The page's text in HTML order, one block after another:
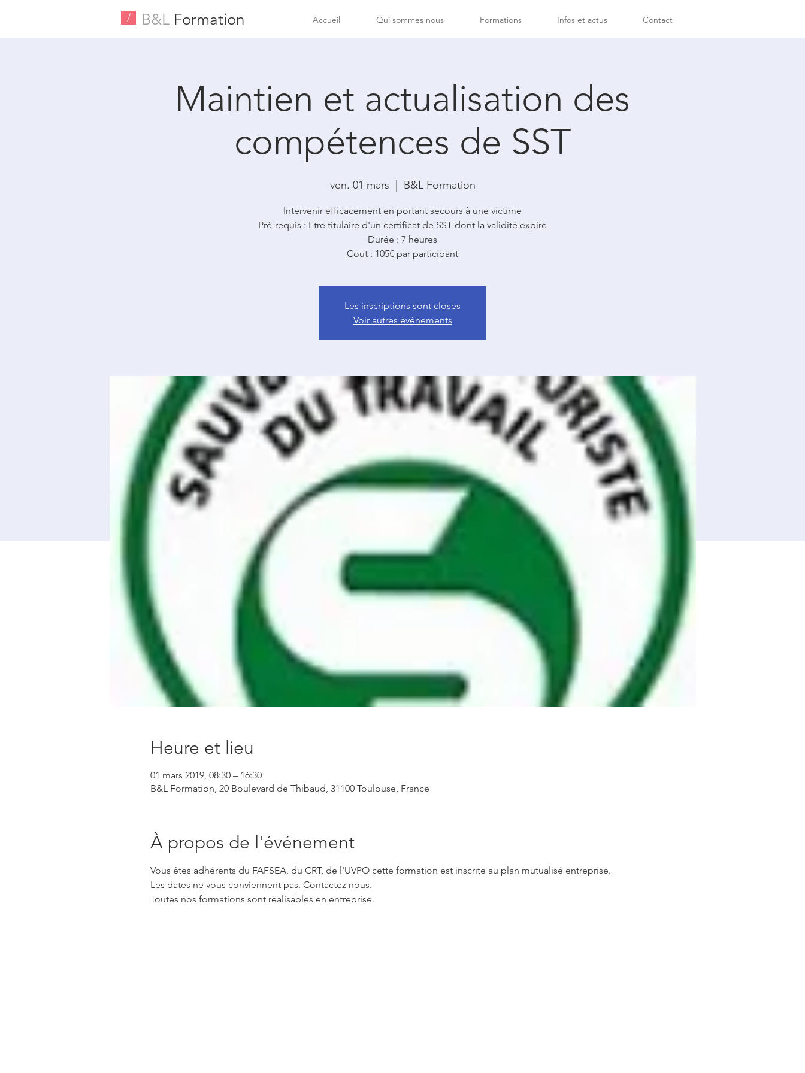
/ B&L Formation Accueil Qui sommes nous Formations Infos et actus Contact
Maintien et actualisation des
compétences de SST
ven. 01 mars B&L Formation
Intervenir efficacement en portant secours à une victime
Pré-requis : Etre titulaire d'un certificat de SST dont la validité expire
Durée : 7 heures
Cout : 105€ par participant
Les inscriptions sont closes
Voir autres événements
Heure et lieu
01 mars 2019, 08:30 – 16:30
B&L Formation, 20 Boulevard de Thibaud, 31100 Toulouse, France
À propos de l'événement
Vous êtes adhérents du FAFSEA, du CRT, de l'UVPO cette formation est inscrite au plan mutualisé entreprise.
Les dates ne vous conviennent pas. Contactez nous.
Toutes nos formations sont réalisables en entreprise.